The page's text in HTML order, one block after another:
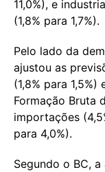
11,0%), e
(1,8% para 1,7%).
Pelo lado da
ajustou as
(1,8% para
Formação Bruta
importações
para 4,0%).
Segundo o BC,